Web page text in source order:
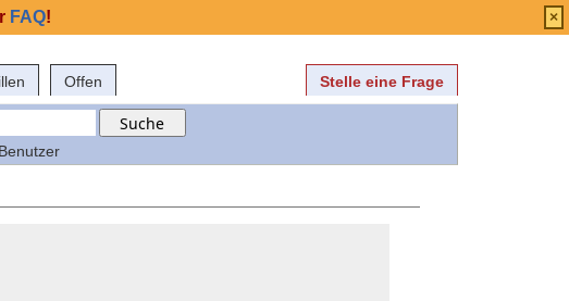
Offen Stelle eine Frage
Benutzer
FAQ! ×